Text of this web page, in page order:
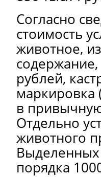
Согласно
стоимость
животное,
рублей,
маркировка
в
Отдельно
животного
Выделенных
порядка